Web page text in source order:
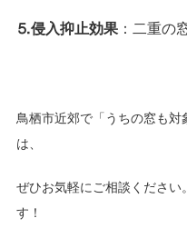
⒌侵入抑止効果：二重の
鳥栖市近郊で「うちの窓も
は、
ぜひお気軽にご相談くださ
す！